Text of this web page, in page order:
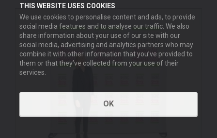
THIS WEBSITE USES COOKIES
We use cookies to personalise content and ads, to provide
social media features and to analyse our traffic. We also
share information about your use of our site with our
social media, advertising and analytics partners who may
combine it with other information that you’ve provided to
them or that they’ve collected from your use of their
services.
OK